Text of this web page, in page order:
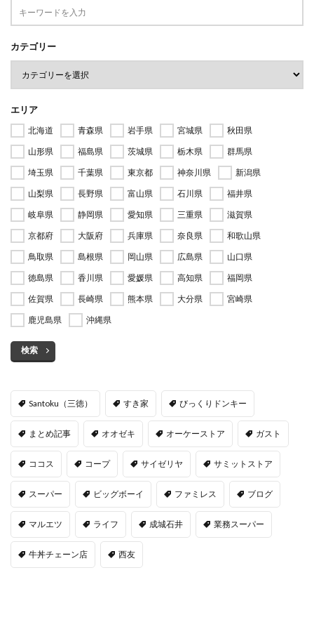
カテゴリー
エリア
北海道 青森県 岩手県 宮城県
秋田県
山形県
福島県 茨城県 栃木県
群馬県
埼玉県
千葉県 東京都 神奈川県
新潟県
山梨県
長野県 富山県 石川県
福井県
岐阜県
静岡県 愛知県 三重県
滋賀県
京都府
大阪府 兵庫県 奈良県
和歌山県
鳥取県
島根県 岡山県 広島県
山口県
徳島県
香川県 愛媛県 高知県
福岡県
佐賀県
長崎県 熊本県 大分県
宮崎県
鹿児島県
沖縄県
検索
Santoku（三徳） すき家 びっくりドンキー
まとめ記事 オオゼキ オーケーストア ガスト
ココス コープ サイゼリヤ サミットストア
スーパー ビッグボーイ ファミレス ブログ
マルエツ ライフ 成城石井 業務スーパー
牛丼チェーン店 西友